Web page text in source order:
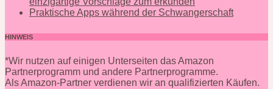
Praktische Apps während der Schwangerschaft
HINWEIS
*Wir nutzen auf einigen Unterseiten das Amazon
Partnerprogramm und andere Partnerprogramme.
Als Amazon-Partner verdienen wir an qualifizierten Käufen.